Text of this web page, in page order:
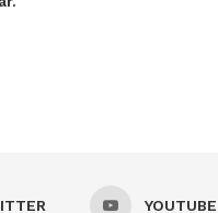
YOUTUBE